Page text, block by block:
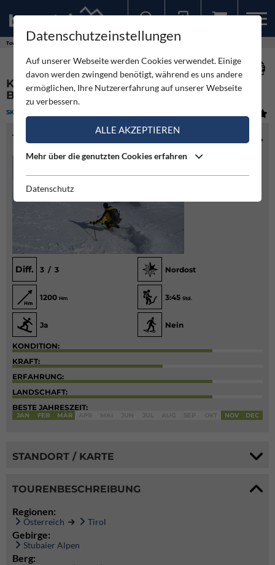
Touren Kraspessspitze - Rundtour von Kühtai bis Hagen
KRASPESSSPITZE - RUNDTOUR VON KÜHTAI
BIS HAGEN
SKITOUR
TOURENINFO
Diff. 3 / 3 Nordost
1200 Hm 3:45 Std.
Ja Nein
KONDITION:
KRAFT:
ERFAHRUNG:
LANDSCHAFT:
BESTE JAHRESZEIT:
JAN FEB MÄR NOV DEC
STANDORT / KARTE
TOURENBESCHREIBUNG
Regionen:
Österreich Tirol
Gebirge:
Stubaier Alpen
Berg:
Datenschutzeinstellungen
Auf unserer Webseite werden Cookies verwendet. Einige
davon werden zwingend benötigt, während es uns andere
ermöglichen, Ihre Nutzererfahrung auf unserer Webseite
zu verbessern.
ALLE AKZEPTIEREN
Mehr über die genutzten Cookies erfahren
Datenschutz